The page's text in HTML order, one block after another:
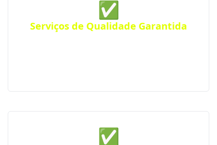
✅
Serviços de Qualidade Garantida
✅